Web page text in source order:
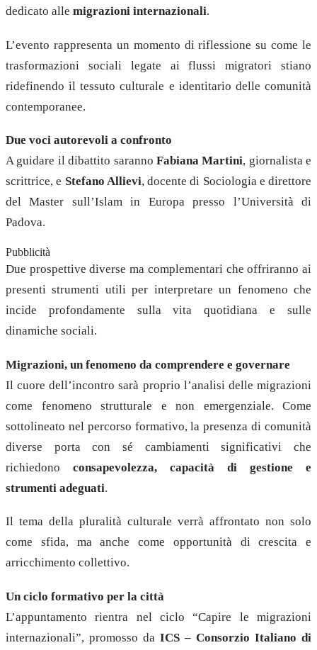
dedicato alle migrazioni internazionali.
L’evento rappresenta un momento di riflessione su come le
trasformazioni sociali legate ai flussi migratori stiano
ridefinendo il tessuto culturale e identitario delle comunità
contemporanee.
Due voci autorevoli a confronto
A guidare il dibattito saranno Fabiana Martini, giornalista e
scrittrice, e Stefano Allievi, docente di Sociologia e direttore
del Master sull’Islam in Europa presso l’Università di
Padova.
Pubblicità
Due prospettive diverse ma complementari che offriranno ai
presenti strumenti utili per interpretare un fenomeno che
incide profondamente sulla vita quotidiana e sulle
dinamiche sociali.
Migrazioni, un fenomeno da comprendere e governare
Il cuore dell’incontro sarà proprio l’analisi delle migrazioni
come fenomeno strutturale e non emergenziale. Come
sottolineato nel percorso formativo, la presenza di comunità
diverse porta con sé cambiamenti significativi che
richiedono consapevolezza, capacità di gestione e
strumenti adeguati.
Il tema della pluralità culturale verrà affrontato non solo
come sfida, ma anche come opportunità di crescita e
arricchimento collettivo.
Un ciclo formativo per la città
L’appuntamento rientra nel ciclo “Capire le migrazioni
internazionali”, promosso da ICS – Consorzio Italiano di